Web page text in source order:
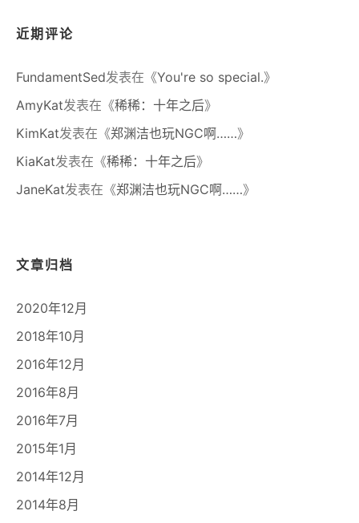
近期评论
FundamentSed发表在《You're so special.》
AmyKat发表在《稀稀：十年之后》
KimKat发表在《郑渊洁也玩NGC啊……》
KiaKat发表在《稀稀：十年之后》
JaneKat发表在《郑渊洁也玩NGC啊……》
文章归档
2020年12月
2018年10月
2016年12月
2016年8月
2016年7月
2015年1月
2014年12月
2014年8月